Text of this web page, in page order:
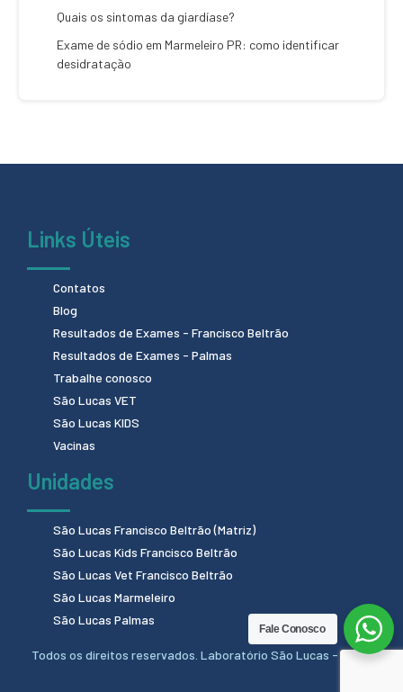
Quais os sintomas da giardíase?
Exame de sódio em Marmeleiro PR: como identificar
desidratação
Links Úteis
Contatos
Blog
Resultados de Exames - Francisco Beltrão
Resultados de Exames - Palmas
Trabalhe conosco
São Lucas VET
São Lucas KIDS
Vacinas
Unidades
São Lucas Francisco Beltrão (Matriz)
São Lucas Kids Francisco Beltrão
São Lucas Vet Francisco Beltrão
São Lucas Marmeleiro
São Lucas Palmas
Todos os direitos reservados. Laboratório São Lucas - 2024.
Fale Conosco